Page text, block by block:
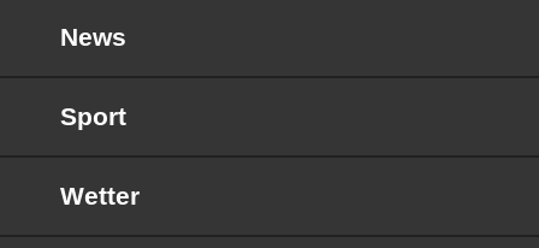
News
Sport
Wetter